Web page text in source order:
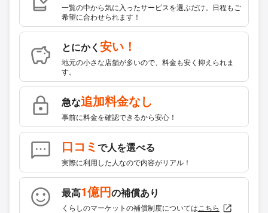
一覧の中から気に入ったサービスを選ぶだけ。日程もご
希望に合わせられます！
とにかく 安い！
地元の小さな店舗が多いので、料金も安く抑えられま
す。
急な追加料金なし
事前に料金を確認できるから安心！
口コミで人を選べる
実際に利用した人なので内容がリアル！
最高1億円の補償あり
くらしのマーケットの補償制度については こちら